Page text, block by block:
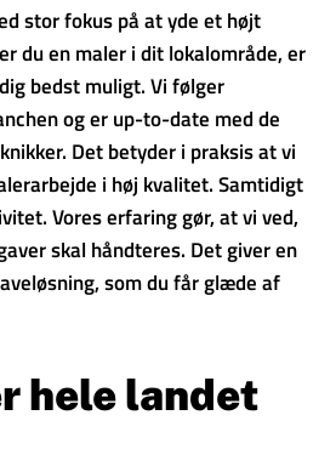
stor fokus på at yde et højt
du en maler i dit lokalområde, er
bedst muligt. Vi følger
og er up-to-date med de
Det betyder i praksis at vi
i høj kvalitet. Samtidigt
Vores erfaring gør, at vi ved,
skal håndteres. Det giver en
som du får glæde af
hele landet